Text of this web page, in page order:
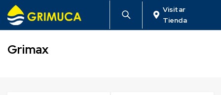
Visitar
Tienda
Grimax